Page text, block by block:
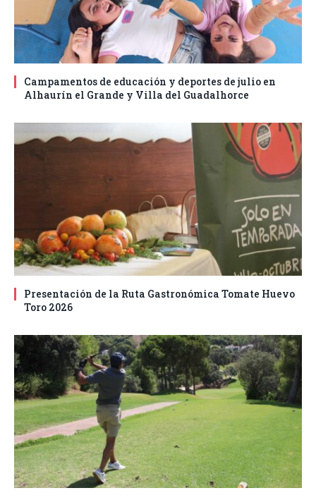
Campamentos de educación y deportes de julio en
Alhaurín el Grande y Villa del Guadalhorce
Presentación de la Ruta Gastronómica Tomate Huevo
Toro 2026